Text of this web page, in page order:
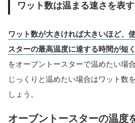
ワット数は温まる速さを表す
ワット数が大きければ大きいほど、
スターの最高温度に達する時間が短
をオーブントースターで温めたい場
じっくりと温めたい場合はワット数
しょう。
オーブントースターの温度